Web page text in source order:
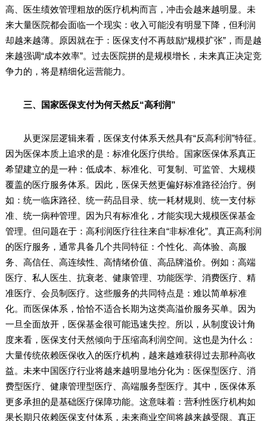
高、医生绩效管理粗放的医疗机构而言，冲击会越来越明显。未
来大量医院都会面临一个现实：收入可能没有明显下降，但利润
却越来越薄。原因就在于：医保支付不再鼓励“规模扩张”，而是越
来越强调“成本效率”。过去医院拼的是规模增长，未来真正决定竞
争力的，将是精细化运营能力。
三、国家医保支付为何天然反“高利润”
从更深层逻辑来看，医保支付体系天然具有“反高利润”特征。
因为医保本质上追求的是：标准化医疗供给。国家医保体系真正
希望建立的是一种：低成本、标准化、可复制、可监管、大规模
覆盖的医疗服务体系。因此，医保天然更偏好标准路径治疗。例
如：统一临床路径、统一药品目录、统一耗材规则、统一支付标
准、统一病种管理。因为只有标准化，才能实现大规模医保基金
管理。但问题在于：高利润医疗往往来自“非标准化”。真正高利润
的医疗服务，通常具备几个共同特征：个性化、高体验、高服
务、高信任、高连续性、高情绪价值、高品牌溢价。例如：高端
医疗、私人医生、抗衰老、健康管理、功能医学、消费医疗、精
准医疗、会员制医疗。这些服务的共同特点是：难以简单标准
化。而医保体系，恰恰不适合长期为这类高溢价服务买单。因为
一旦全面放开，医保基金很可能迅速失控。所以，从制度设计角
度来看，医保支付天然倾向于压缩高利润空间。这也是为什么：
大量传统依赖医保收入的医疗机构，越来越难获得过去那种高收
益。未来中国医疗行业将越来越明显地分化为：医保型医疗、消
费型医疗、健康管理型医疗、高端服务型医疗。其中，医保体系
更多承担的是基础医疗保障功能。这意味着：营利性医疗机构如
果长期只依赖医保支付体系，未来商业空间将越来越受限。真正